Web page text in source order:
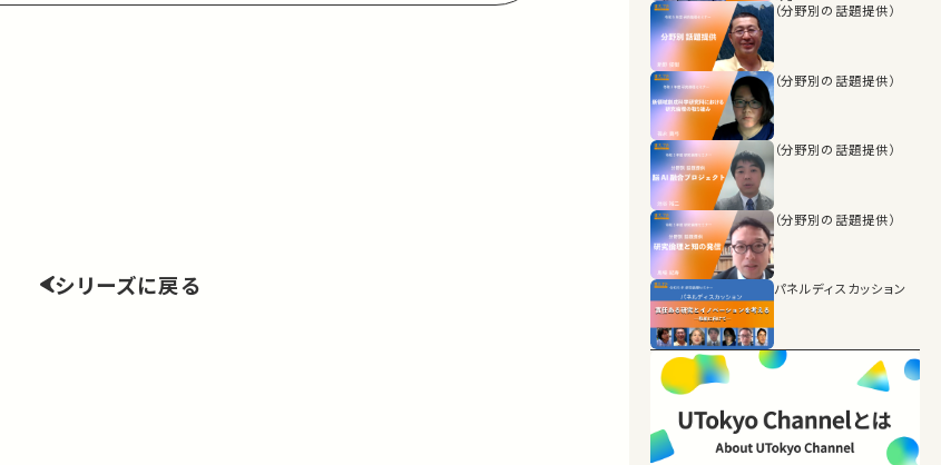
シリーズに戻る
（分野別の話題提供）
（分野別の話題提供）
（分野別の話題提供）
（分野別の話題提供）
パネルディスカッション